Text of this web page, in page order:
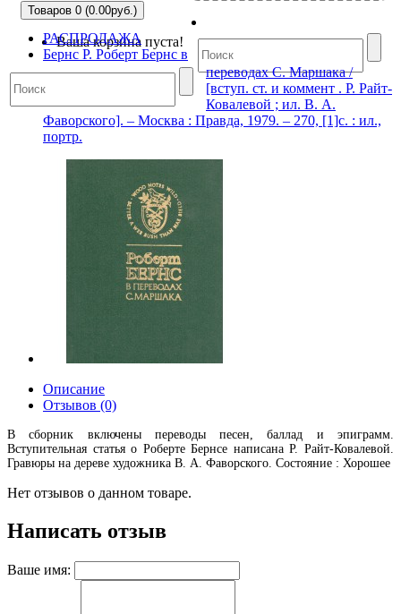
Товаров 0 (0.00руб.)
Ваша корзина пуста!
РАСПРОДАЖА
Бернс Р. Роберт Бернс в
переводах С. Маршака /
[вступ. ст. и коммент . Р. Райт-
Ковалевой ; ил. В. А.
Фаворского]. – Москва : Правда, 1979. – 270, [1]с. : ил.,
портр.
Описание
Отзывов (0)
В сборник включены переводы песен, баллад и эпиграмм.
Вступительная статья о Роберте Бернсе написана Р. Райт-Ковалевой.
Гравюры на дереве художника В. А. Фаворского. Состояние : Хорошее
Нет отзывов о данном товаре.
Написать отзыв
Ваше имя: